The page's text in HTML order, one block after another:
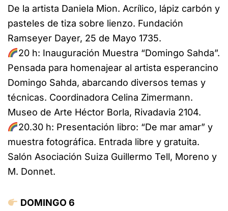
De la artista Daniela Mion. Acrílico, lápiz carbón y
pasteles de tiza sobre lienzo. Fundación
Ramseyer Dayer, 25 de Mayo 1735.
20 h: Inauguración Muestra “Domingo Sahda”.
Pensada para homenajear al artista esperancino
Domingo Sahda, abarcando diversos temas y
técnicas. Coordinadora Celina Zimermann.
Museo de Arte Héctor Borla, Rivadavia 2104.
20.30 h: Presentación libro: “De mar amar” y
muestra fotográfica. Entrada libre y gratuita.
Salón Asociación Suiza Guillermo Tell, Moreno y
M. Donnet.
DOMINGO 6